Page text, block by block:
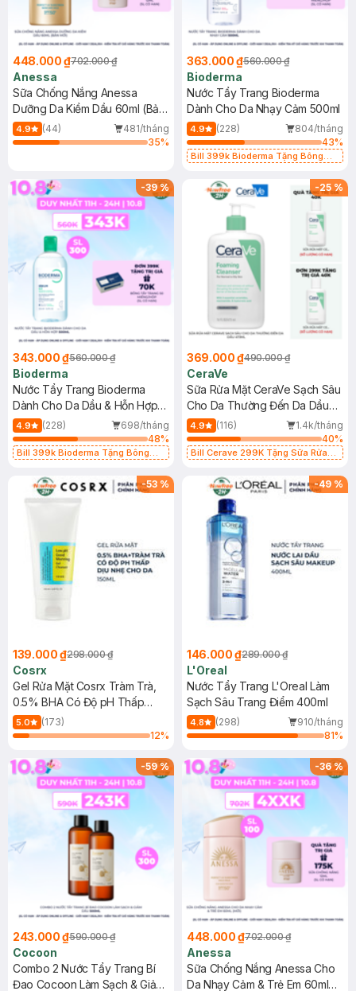
448.000 ₫702.000 ₫
Anessa
Sữa Chống Nắng Anessa
Dưỡng Da Kiềm Dầu 60ml (Bản
Mới)
4.9 (44)
481/tháng
35%
363.000 ₫560.000 ₫
Bioderma
Nước Tẩy Trang Bioderma
Dành Cho Da Nhạy Cảm 500ml
4.9 (228)
804/tháng
43%
Bill 399k Bioderma Tặng Bông
-39%
343.000 ₫560.000 ₫
Bioderma
Nước Tẩy Trang Bioderma
Dành Cho Da Dầu & Hỗn Hợp
500ml
4.9 (228)
698/tháng
48%
Bill 399k Bioderma Tặng Bông
-25 %
369.000 ₫490.000 ₫
CeraVe
Sữa Rửa Mặt CeraVe Sạch Sâu
Cho Da Thường Đến Da Dầu
473ml
4.9 (116)
1.4k/tháng
40%
Bill Cerave 299K Tặng Sữa Rửa
-53 %
139.000 ₫298.000 ₫
Cosrx
Gel Rửa Mặt Cosrx Tràm Trà,
0.5% BHA Có Độ pH Thấp
150ml
5.0
(173)
12%
-49 %
146.000 ₫289.000 ₫
L'Oreal
Nước Tẩy Trang L'Oreal Làm
Sạch Sâu Trang Điểm 400ml
4.8 (298)
910/tháng
81%
-59%
243.000 ₫590.000 ₫
Cocoon
Combo 2 Nước Tẩy Trang Bí
Đao Cocoon Làm Sạch & Giảm
-36%
448.000 ₫702.000 ₫
Anessa
Sữa Chống Nắng Anessa Cho
Da Nhạy Cảm & Trẻ Em 60ml